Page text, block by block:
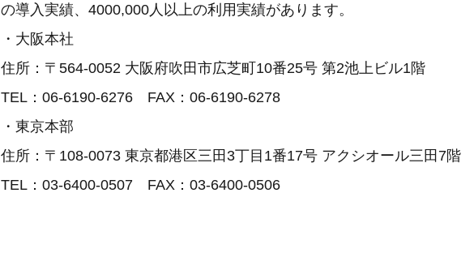
の導入実績、4000,000人以上の利用実績があります。
・大阪本社
住所：〒564-0052 大阪府吹田市広芝町10番25号 第2池上ビル1階
TEL：06-6190-6276 FAX：06-6190-6278
・東京本部
住所：〒108-0073 東京都港区三田3丁目1番17号 アクシオール三田7階
TEL：03-6400-0507 FAX：03-6400-0506